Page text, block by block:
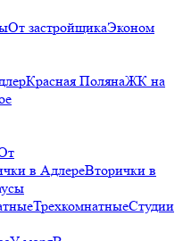
От застройщикаЭконом
Красная ПолянаЖК на
в АдлереВторички в
ТрехкомнатныеСтудии